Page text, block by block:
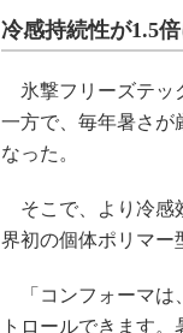
冷感持続性が1.5
氷撃フリーズテッ
一方で、毎年暑さが
なった。
そこで、より冷感
界初の個体ポリマー
「コンフォーマは
トロールできます